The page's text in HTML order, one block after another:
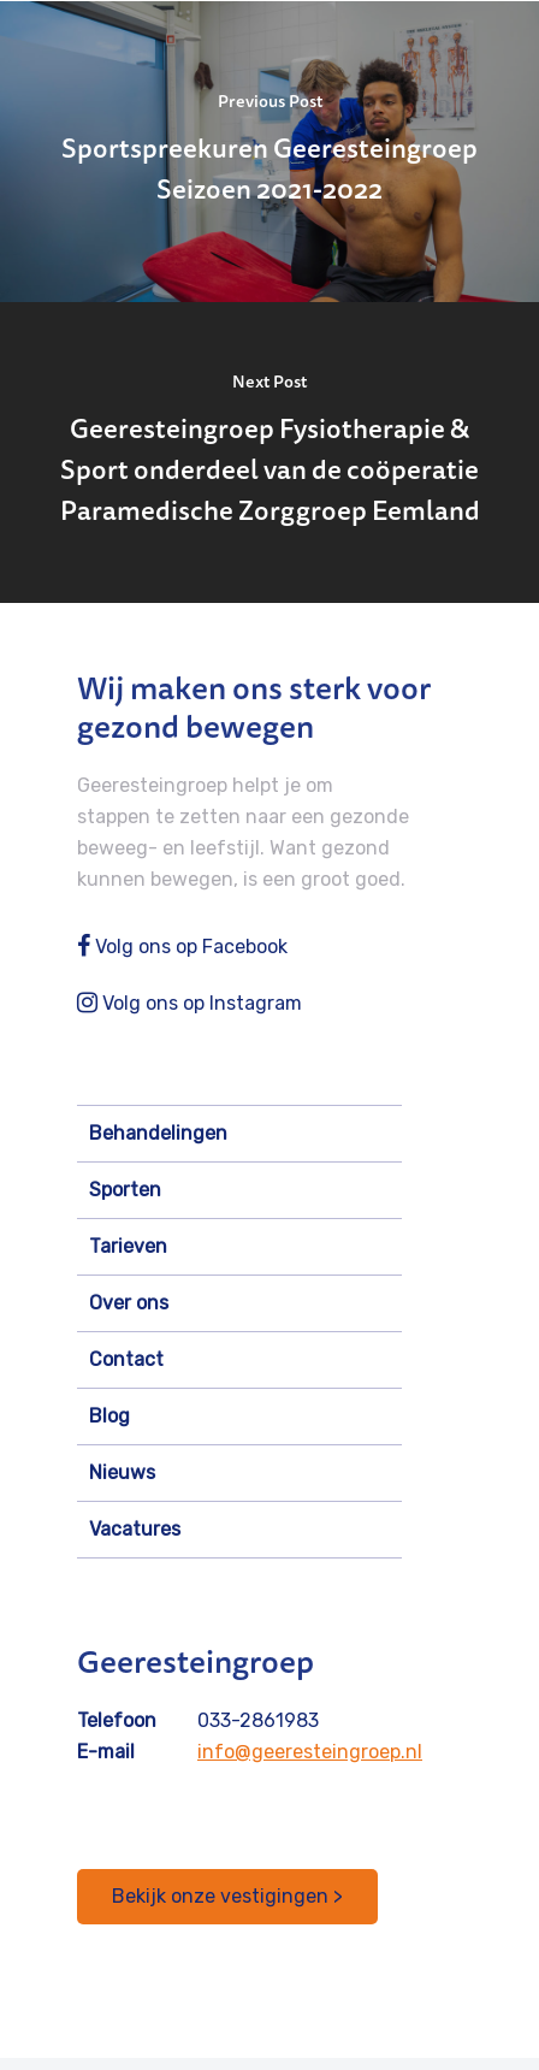
Previous Post
Sportspreekuren Geeresteingroep
Seizoen 2021-2022
Next Post
Geeresteingroep Fysiotherapie &
Sport onderdeel van de coöperatie
Paramedische Zorggroep Eemland
Wij maken ons sterk voor
gezond bewegen
Geeresteingroep helpt je om
stappen te zetten naar een gezonde
beweeg- en leefstijl. Want gezond
kunnen bewegen, is een groot goed.
Volg ons op Facebook
Volg ons op Instagram
Behandelingen
Sporten
Tarieven
Over ons
Contact
Blog
Nieuws
Vacatures
Geeresteingroep
Telefoon
033-2861983
E-mail
info@geeresteingroep.nl
Bekijk onze vestigingen >